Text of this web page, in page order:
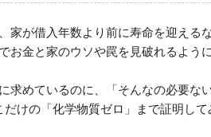
家が借入年数より前に寿命を迎える
お金と家のウソや罠を見破れるよう
求めているのに、「そんなの必要な
けの「化学物質ゼロ」まで証明して